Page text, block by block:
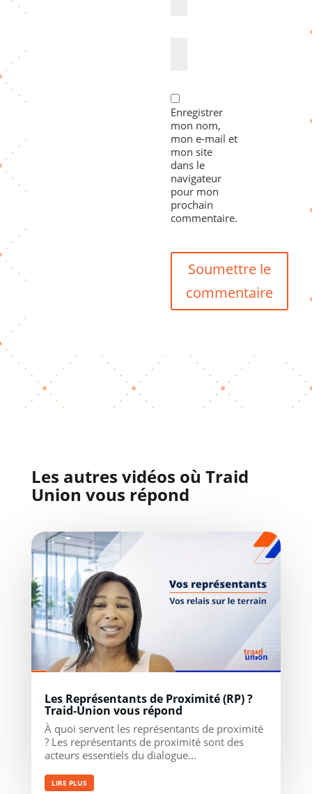
Enregistrer
mon nom,
mon e-mail et
mon site
dans le
navigateur
pour mon
prochain
commentaire.
Soumettre le
commentaire
Les autres vidéos où Traid
Union vous répond
Les Représentants de Proximité (RP) ?
Traid-Union vous répond
À quoi servent les représentants de proximité
? Les représentants de proximité sont des
acteurs essentiels du dialogue...
LIRE PLUS